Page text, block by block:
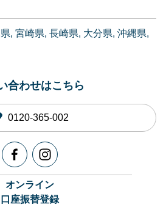
宮崎県 長崎県 大分県 沖縄県
合わせはこちら
0120-365-002
オンライン
口座振替登録